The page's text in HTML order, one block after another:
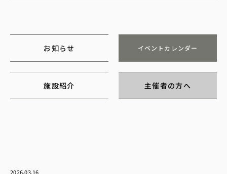
お知らせ イベントカレンダー
施設紹介 主催者の方へ
2026.03.16